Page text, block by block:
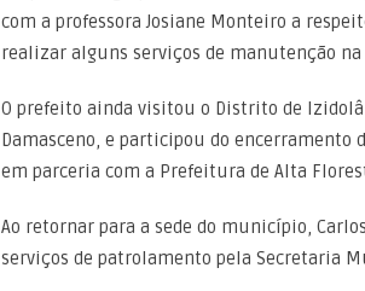
com a professora Josiane Monteiro a
realizar alguns serviços de manutenção
O prefeito ainda visitou o Distrito de
Damasceno, e participou do encerramento
em parceria com a Prefeitura de Alta
Ao retornar para a sede do município,
serviços de patrolamento pela Secretaria